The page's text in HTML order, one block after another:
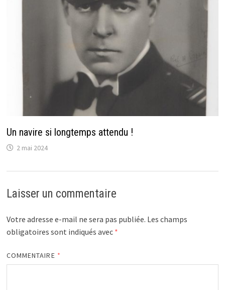
Un navire si longtemps attendu !
2 mai 2024
Laisser un commentaire
Votre adresse e-mail ne sera pas publiée. Les champs
obligatoires sont indiqués avec *
COMMENTAIRE *